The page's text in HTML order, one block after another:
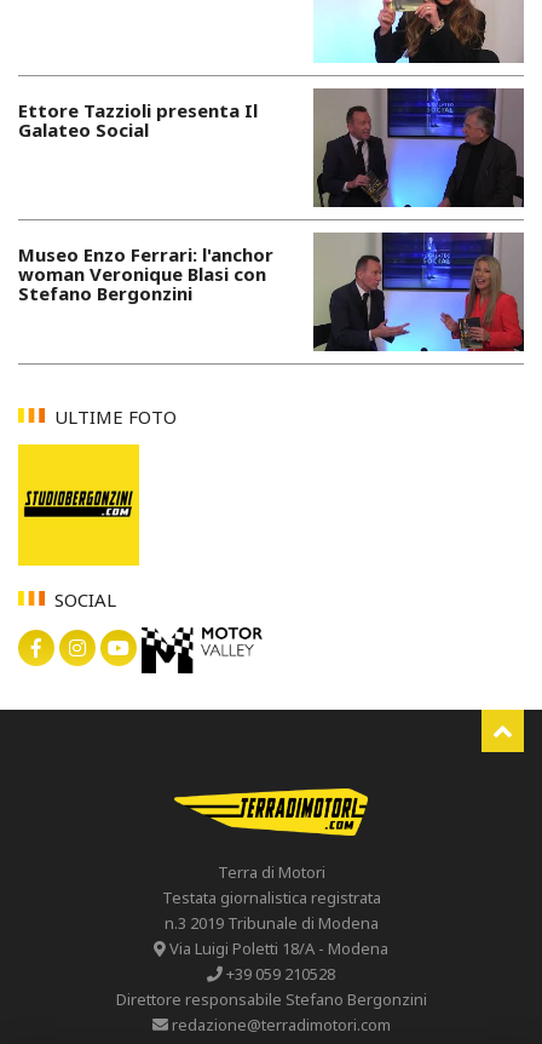
Ettore Tazzioli presenta Il
Galateo Social
Museo Enzo Ferrari: l'anchor
woman Veronique Blasi con
Stefano Bergonzini
ULTIME FOTO
SOCIAL
Terra di Motori
Testata giornalistica registrata
n.3 2019 Tribunale di Modena
Via Luigi Poletti 18/A - Modena
+39 059 210528
Direttore responsabile Stefano Bergonzini
redazione@terradimotori.com